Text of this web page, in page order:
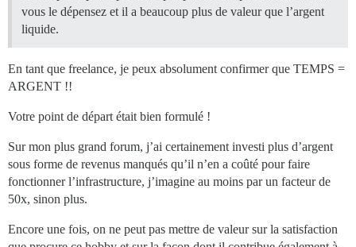
vous le dépensez et il a beaucoup plus de valeur que l’argent
liquide.
En tant que freelance, je peux absolument confirmer que TEMPS =
ARGENT !!
Votre point de départ était bien formulé !
Sur mon plus grand forum, j’ai certainement investi plus d’argent
sous forme de revenus manqués qu’il n’en a coûté pour faire
fonctionner l’infrastructure, j’imagine au moins par un facteur de
50x, sinon plus.
Encore une fois, on ne peut pas mettre de valeur sur la satisfaction